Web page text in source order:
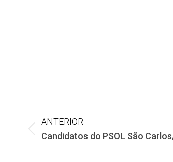
Navegação
de
ANTERIOR
Post
Candidatos do PSOL São